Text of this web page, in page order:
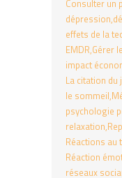
Consulter un
dépression
effets de la
EMDR Gérer
impact
La citation du
le sommeil
psychologie
relaxation
Réactions au
Réaction
réseaux